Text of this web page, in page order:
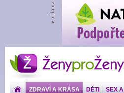
ŽenyproŽeny.cz
ZDRAVÍ A KRÁSA DĚTI SEX